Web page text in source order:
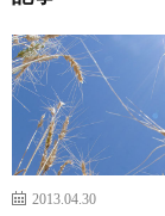
2013.04.30